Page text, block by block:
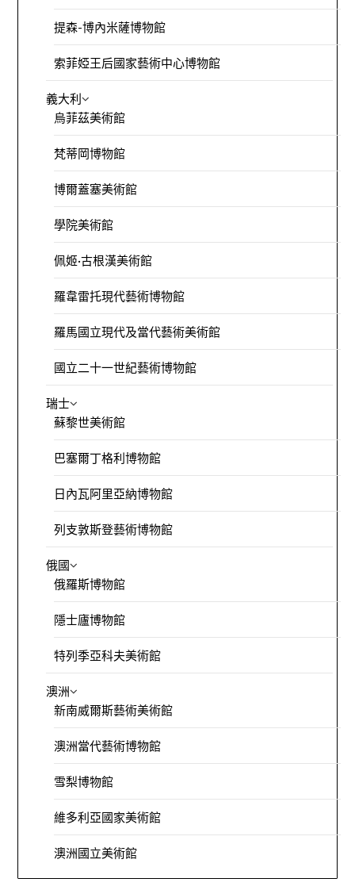
提森-博內米薩博物館
索菲婭王后國家藝術中心博物館
義大利
烏菲茲美術館
梵蒂岡博物館
博爾蓋塞美術館
學院美術館
佩姬·古根漢美術館
羅韋雷托現代藝術博物館
羅馬國立現代及當代藝術美術館
國立二十一世紀藝術博物館
瑞士
蘇黎世美術館
巴塞爾丁格利博物館
日內瓦阿里亞納博物館
列支敦斯登藝術博物館
俄國
俄羅斯博物館
隱士廬博物館
特列季亞科夫美術館
澳洲
新南威爾斯藝術美術館
澳洲當代藝術博物館
雪梨博物館
維多利亞國家美術館
澳洲國立美術館